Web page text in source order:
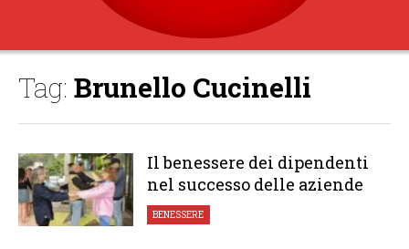
Tag: Brunello Cucinelli
Il benessere dei dipendenti
nel successo delle aziende
BENESSERE